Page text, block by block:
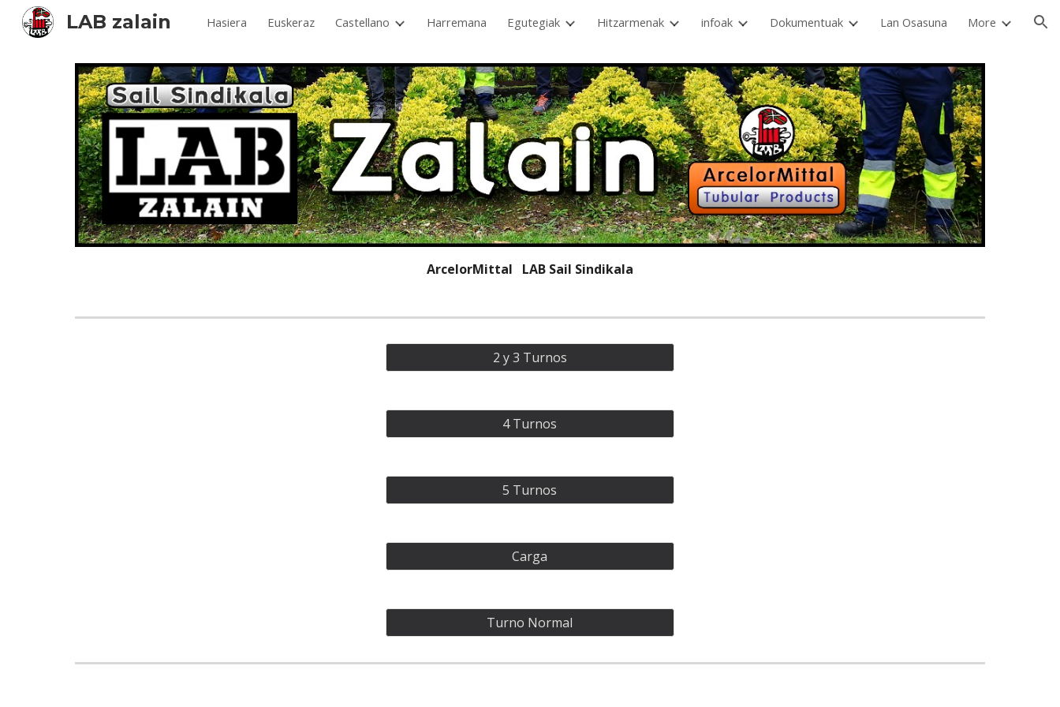
Skip to main content Skip to navigation
LAB zalain Hasiera Euskeraz Castellano Harremana Egutegiak Hitzarmenak infoak Dokumentuak Lan Osasuna More
ArcelorMittal   LAB Sail Sindikala
2 y 3 Turnos
4 Turnos
5 Turnos
Carga
Turno Normal